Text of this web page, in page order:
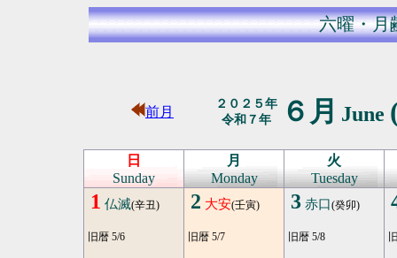
六曜・月
前月
２０２５年
令和７年
６月 June
日
Sunday
月
Monday
火
Tuesday
1 仏滅(辛丑)
旧暦 5/6
2 大安(壬寅)
旧暦 5/7
3 赤口(癸卯)
旧暦 5/8